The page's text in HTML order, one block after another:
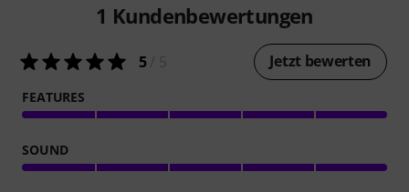
1 Kundenbewertungen
5/ 5 Jetzt bewerten
FEATURES
SOUND